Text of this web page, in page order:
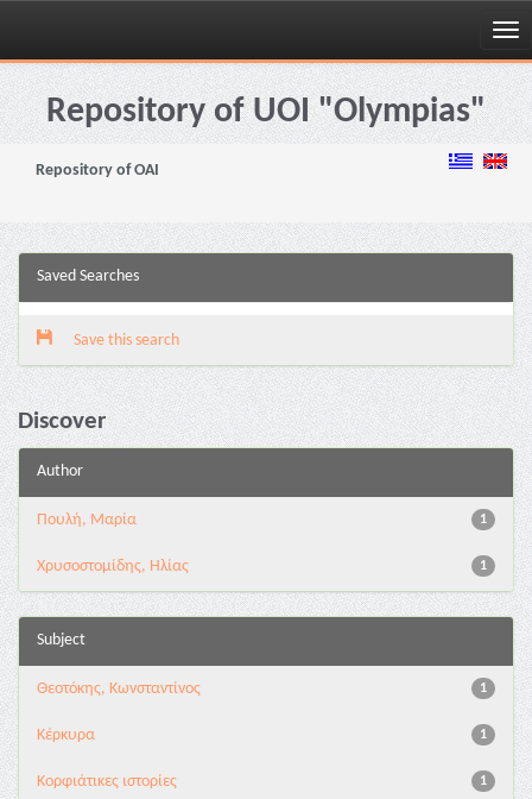
Skip
navigationRepository of UOI "Olympias"
Repository of OAI
Saved Searches
Save this search
Discover
Author
1
Πουλή, Μαρία
1
Χρυσοστομίδης, Ηλίας
Subject
1
Θεοτόκης, Κωνσταντίνος
1
Κέρκυρα
1
Κορφιάτικες ιστορίες